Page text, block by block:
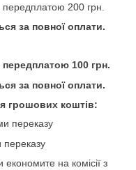
передплатою 200 грн.
за повної оплати.
передплатою 100 грн.
за повної оплати.
грошових коштів:
переказу
переказу
на комісії з